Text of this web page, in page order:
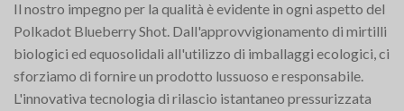
Il nostro impegno per la qualità è evidente in ogni aspetto del
Polkadot Blueberry Shot. Dall'approvvigionamento di mirtilli
biologici ed equosolidali all'utilizzo di imballaggi ecologici, ci
sforziamo di fornire un prodotto lussuoso e responsabile.
L'innovativa tecnologia di rilascio istantaneo pressurizzata